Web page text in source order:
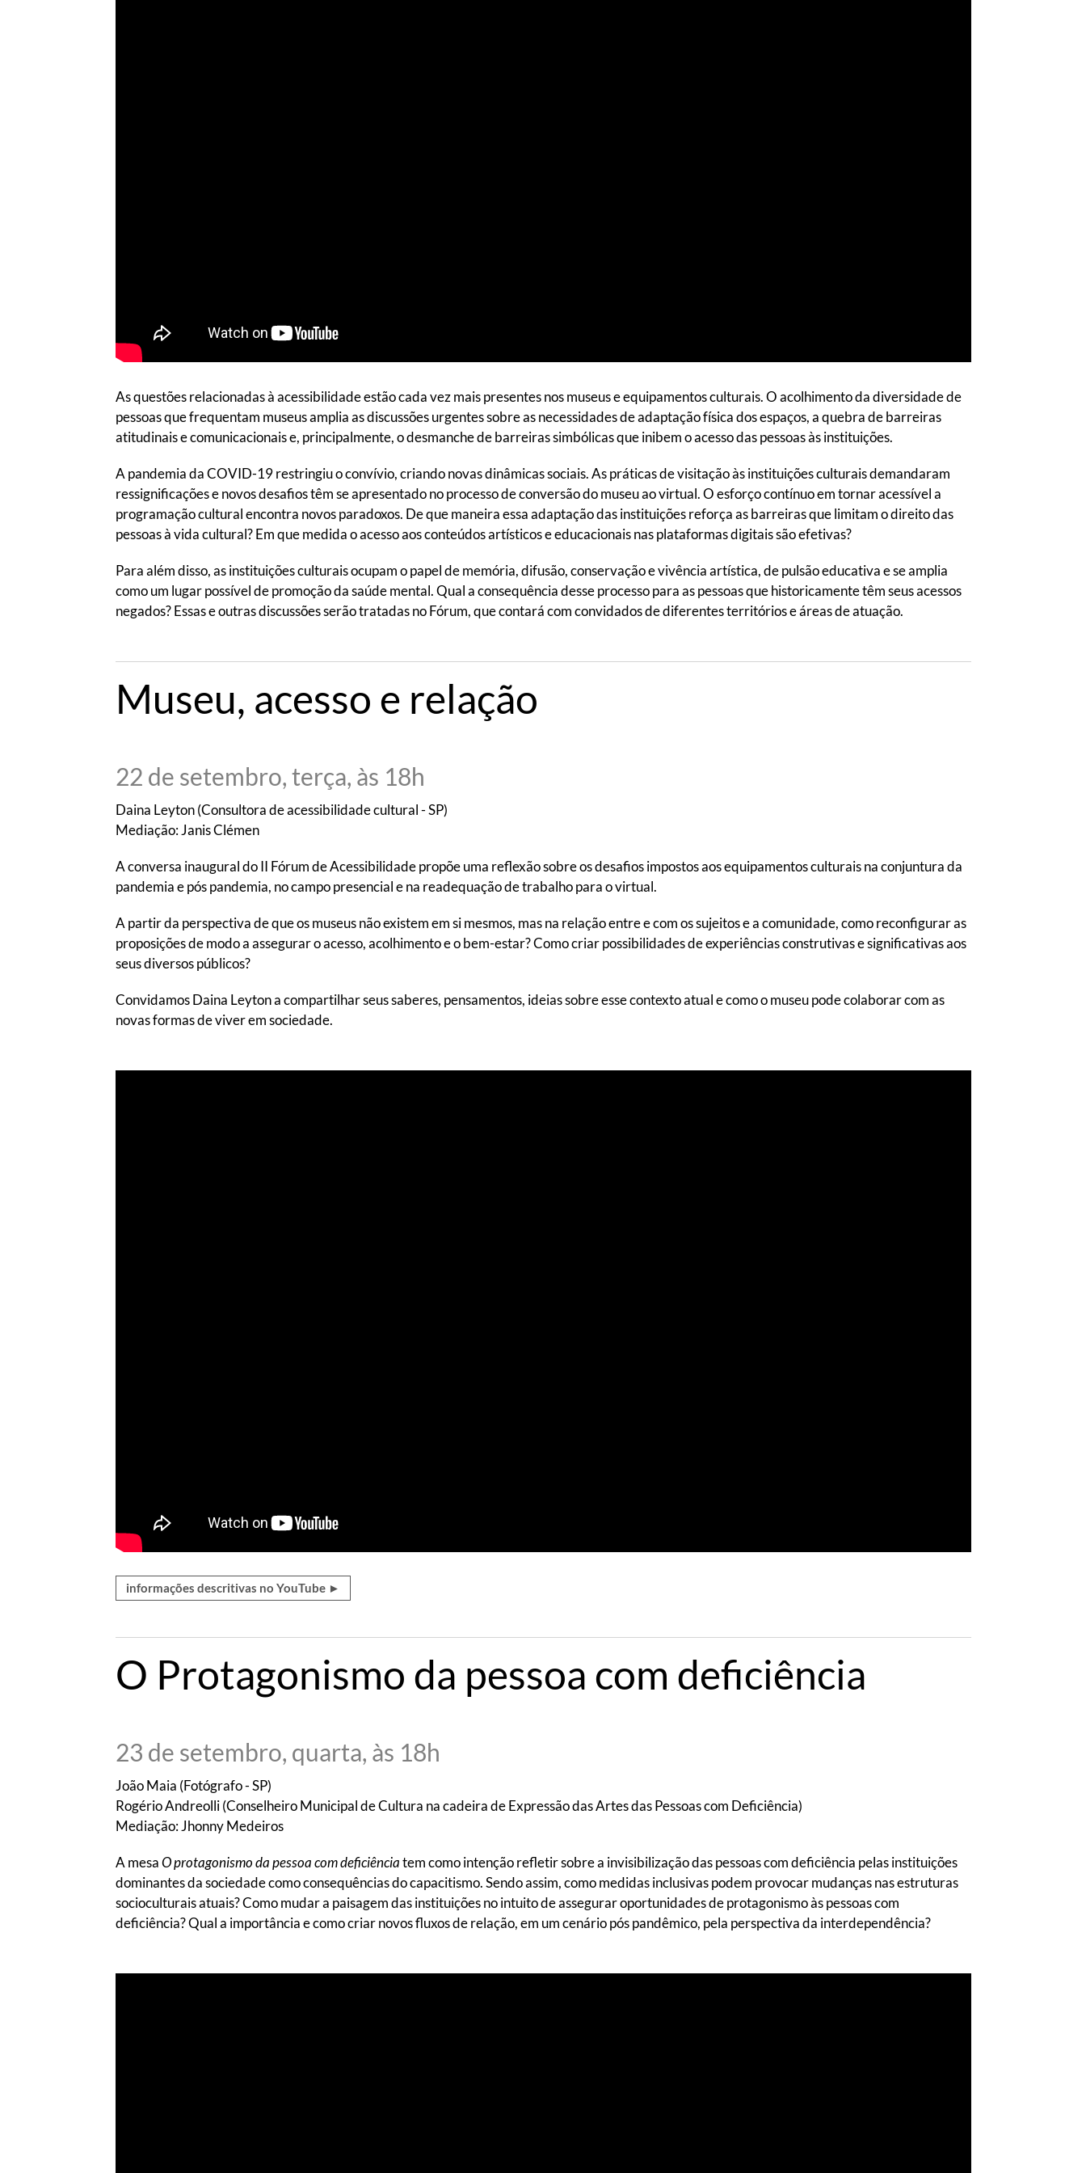
As questões relacionadas à acessibilidade estão cada vez mais presentes nos museus e equipamentos culturais. O acolhimento da diversidade de
pessoas que frequentam museus amplia as discussões urgentes sobre as necessidades de adaptação física dos espaços, a quebra de barreiras
atitudinais e comunicacionais e, principalmente, o desmanche de barreiras simbólicas que inibem o acesso das pessoas às instituições.
A pandemia da COVID-19 restringiu o convívio, criando novas dinâmicas sociais. As práticas de visitação às instituições culturais demandaram
ressignificações e novos desafios têm se apresentado no processo de conversão do museu ao virtual. O esforço contínuo em tornar acessível a
programação cultural encontra novos paradoxos. De que maneira essa adaptação das instituições reforça as barreiras que limitam o direito das
pessoas à vida cultural? Em que medida o acesso aos conteúdos artísticos e educacionais nas plataformas digitais são efetivas?
Para além disso, as instituições culturais ocupam o papel de memória, difusão, conservação e vivência artística, de pulsão educativa e se amplia
como um lugar possível de promoção da saúde mental. Qual a consequência desse processo para as pessoas que historicamente têm seus acessos
negados? Essas e outras discussões serão tratadas no Fórum, que contará com convidados de diferentes territórios e áreas de atuação.
Museu, acesso e relação
22 de setembro, terça, às 18h
Daina Leyton (Consultora de acessibilidade cultural - SP)
Mediação: Janis Clémen
A conversa inaugural do II Fórum de Acessibilidade propõe uma reflexão sobre os desafios impostos aos equipamentos culturais na conjuntura da
pandemia e pós pandemia, no campo presencial e na readequação de trabalho para o virtual.
A partir da perspectiva de que os museus não existem em si mesmos, mas na relação entre e com os sujeitos e a comunidade, como reconfigurar as
proposições de modo a assegurar o acesso, acolhimento e o bem-estar? Como criar possibilidades de experiências construtivas e significativas aos
seus diversos públicos?
Convidamos Daina Leyton a compartilhar seus saberes, pensamentos, ideias sobre esse contexto atual e como o museu pode colaborar com as
novas formas de viver em sociedade.
informações descritivas no YouTube ►
O Protagonismo da pessoa com deficiência
23 de setembro, quarta, às 18h
João Maia (Fotógrafo - SP)
Rogério Andreolli (Conselheiro Municipal de Cultura na cadeira de Expressão das Artes das Pessoas com Deficiência)
Mediação: Jhonny Medeiros
A mesaO protagonismo da pessoa com deficiênciatem como intenção refletir sobre a invisibilização das pessoas com deficiência pelas instituições
dominantes da sociedade como consequências do capacitismo. Sendo assim, como medidas inclusivas podem provocar mudanças nas estruturas
socioculturais atuais? Como mudar a paisagem das instituições no intuito de assegurar oportunidades de protagonismo às pessoas com
deficiência? Qual a importância e como criar novos fluxos de relação, em um cenário pós pandêmico, pela perspectiva da interdependência?